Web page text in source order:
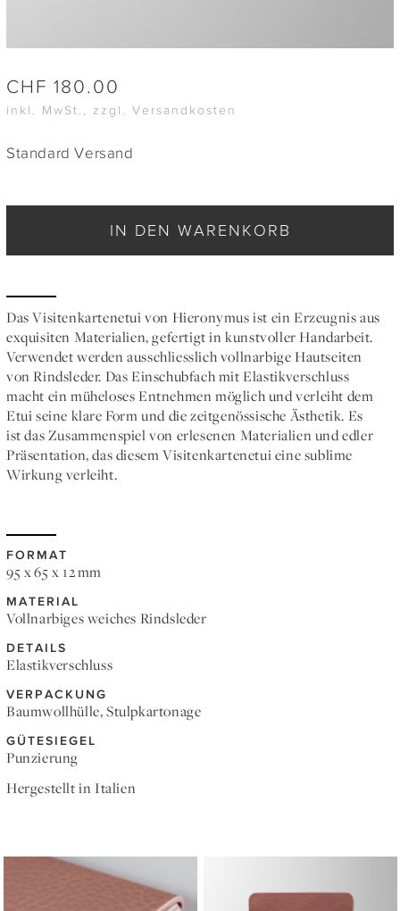
CHF 180.00
inkl. MwSt., zzgl. Versandkosten
Standard Versand
IN DEN WARENKORB
Das Visitenkartenetui von Hieronymus ist ein Erzeugnis aus
exquisiten Materialien, gefertigt in kunstvoller Handarbeit.
Verwendet werden ausschliesslich vollnarbige Hautseiten
von Rindsleder. Das Einschubfach mit Elastikverschluss
macht ein müheloses Entnehmen möglich und verleiht dem
Etui seine klare Form und die zeitgenössische Ästhetik. Es
ist das Zusammenspiel von erlesenen Materialien und edler
Präsentation, das diesem Visitenkartenetui eine sublime
Wirkung verleiht.
FORMAT
95 x 65 x 12 mm
MATERIAL
Vollnarbiges weiches Rindsleder
DETAILS
Elastikverschluss
VERPACKUNG
Baumwollhülle, Stulpkartonage
GÜTESIEGEL
Punzierung
Hergestellt in Italien